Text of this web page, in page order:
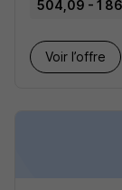
504,09 - 1
Voir l’offre